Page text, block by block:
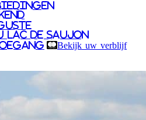
Lac de Saujon
Bekijk uw verblijf